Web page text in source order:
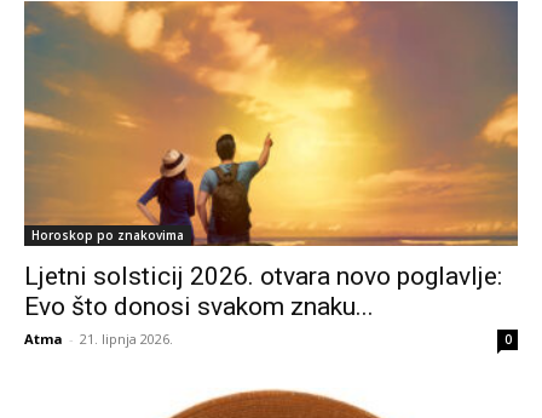
Horoskop po znakovima
Ljetni solsticij 2026. otvara novo poglavlje:
Evo što donosi svakom znaku...
Atma - 21. lipnja 2026. 0